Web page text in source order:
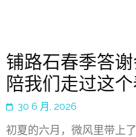
铺路石春季答谢
陪我们走过这
30 6 月, 2026
初夏的六月，微风里带上